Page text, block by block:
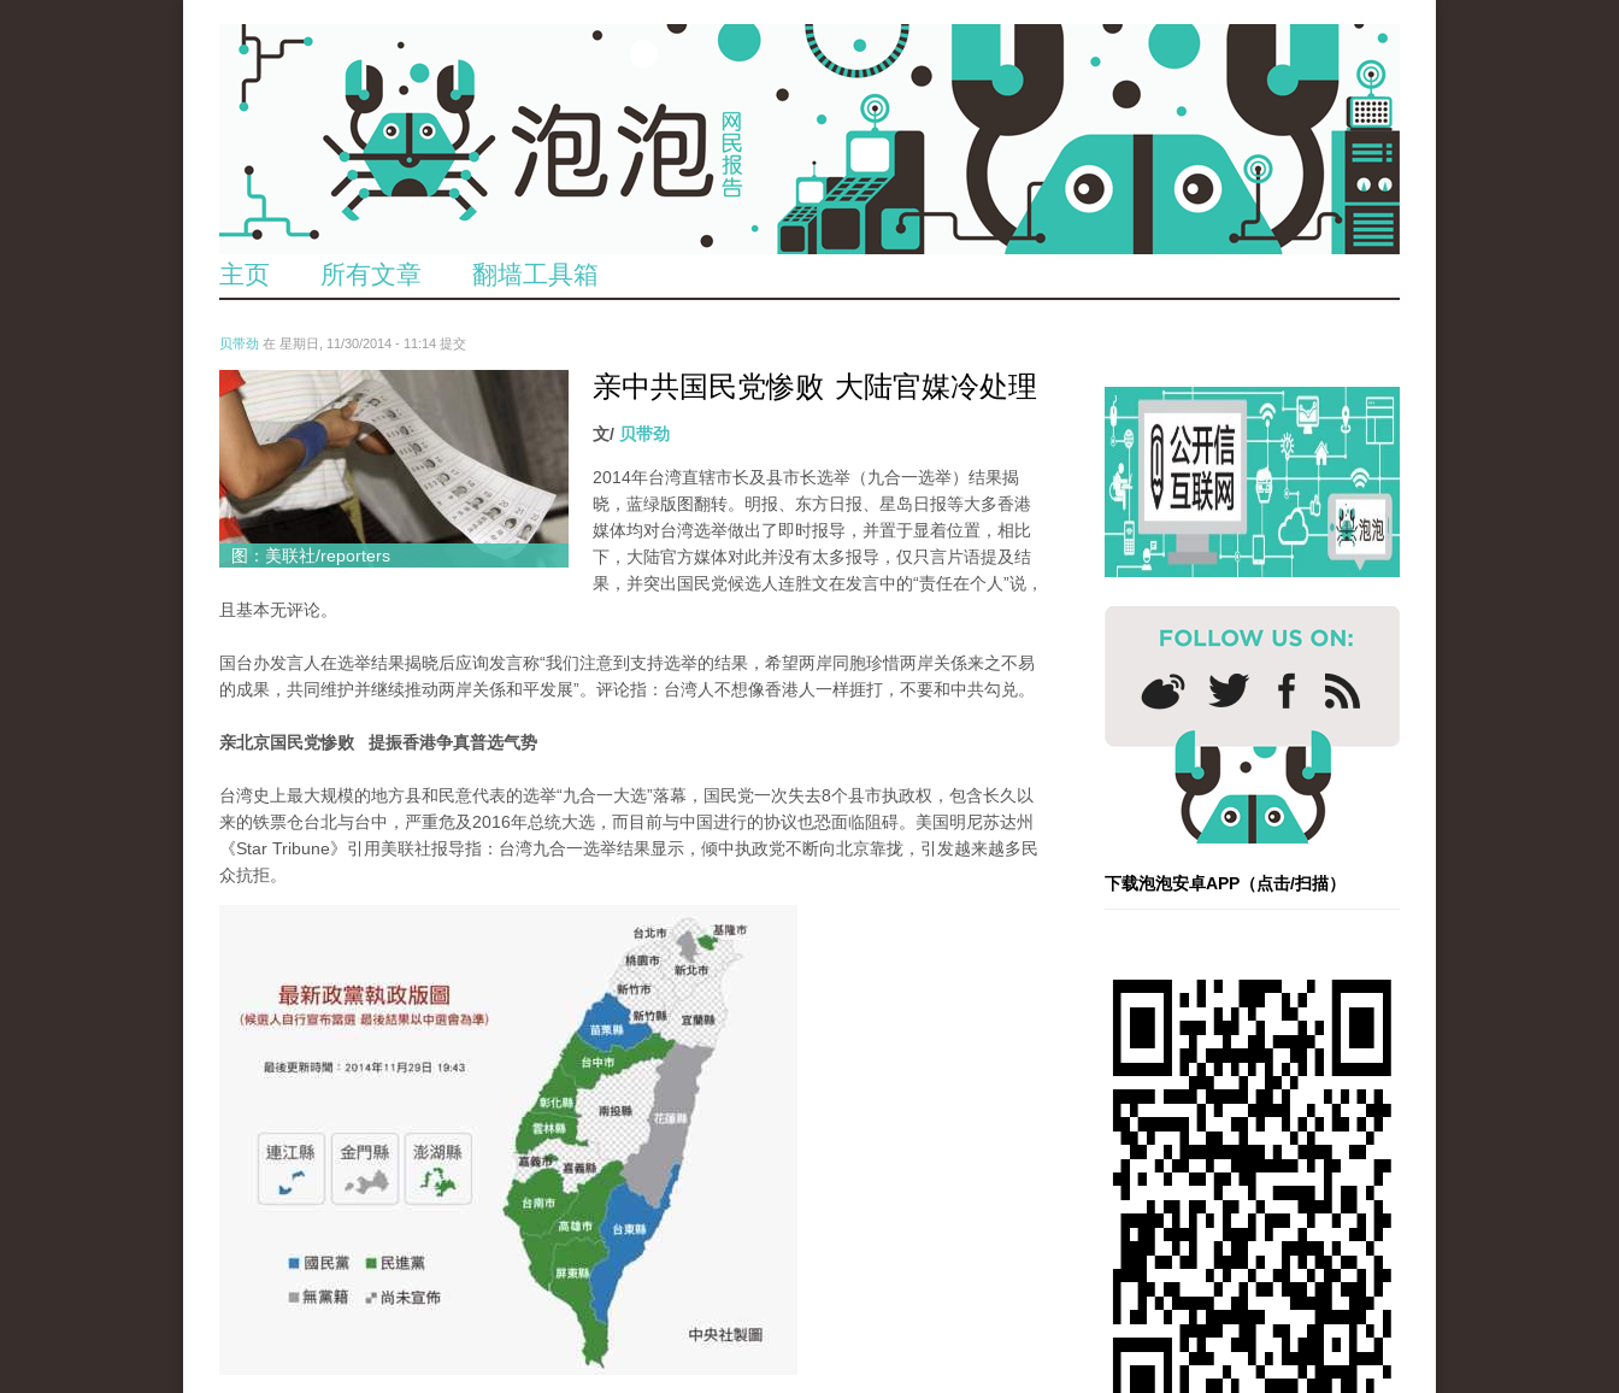
主页 所有文章 翻墙工具箱
贝带劲 在 星期日, 11/30/2014 - 11:14 提交
27.pic_.jpg
图：美联社/reporters
亲中共国民党惨败 大陆官媒冷处理
文/ 贝带劲
2014年台湾直辖市长及县市长选举（九合一选举）结果揭
晓，蓝绿版图翻转。明报、东方日报、星岛日报等大多香港
媒体均对台湾选举做出了即时报导，并置于显着位置，相比
下，大陆官方媒体对此并没有太多报导，仅只言片语提及结
果，并突出国民党候选人连胜文在发言中的“责任在个人”说，
且基本无评论。
国台办发言人在选举结果揭晓后应询发言称“我们注意到支持选举的结果，希望两岸同胞珍惜两岸关係来之不易
的成果，共同维护并继续推动两岸关係和平发展”。评论指：台湾人不想像香港人一样捱打，不要和中共勾兑。
亲北京国民党惨败 提振香港争真普选气势
台湾史上最大规模的地方县和民意代表的选举“九合一大选”落幕，国民党一次失去8个县市执政权，包含长久以
来的铁票仓台北与台中，严重危及2016年总统大选，而目前与中国进行的协议也恐面临阻碍。美国明尼苏达州
《Star Tribune》引用美联社报导指：台湾九合一选举结果显示，倾中执政党不断向北京靠拢，引发越来越多民
众抗拒。
下载泡泡安卓APP（点击/扫描）